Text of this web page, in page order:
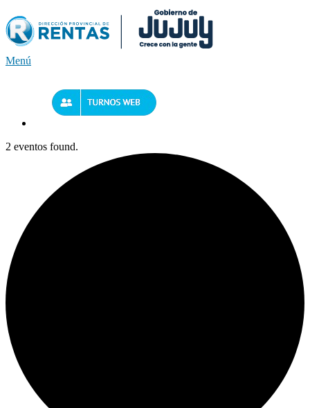
al
contenido
Menú
2 eventos found.